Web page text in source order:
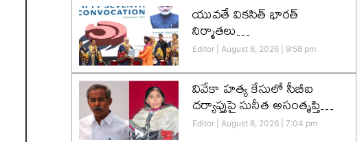
యువతే వికసిత్‌ భారత్‌
నిర్మాతలు…
Editor August 8, 2026 9:58 pm
వివేకా హత్య కేసులో సీబీఐ
దర్యాప్తుపై సునీత అసంతృప్తి…
Editor August 8, 2026 7:04 pm